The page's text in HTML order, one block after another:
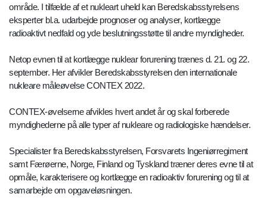
område. I tilfælde af et nukleart uheld kan Beredskabsstyrelsens
eksperter bl.a. udarbejde prognoser og analyser, kortlægge
radioaktivt nedfald og yde beslutningsstøtte til andre myndigheder.
Netop evnen til at kortlægge nuklear forurening trænes d. 21. og 22.
september. Her afvikler Beredskabsstyrelsen den internationale
nukleare måleøvelse CONTEX 2022.
CONTEX-øvelserne afvikles hvert andet år og skal forberede
myndighederne på alle typer af nukleare og radiologiske hændelser.
Specialister fra Beredskabsstyrelsen, Forsvarets Ingeniørregiment
samt Færøerne, Norge, Finland og Tyskland træner deres evne til at
opmåle, karakterisere og kortlægge en radioaktiv forurening og til at
samarbejde om opgaveløsningen.